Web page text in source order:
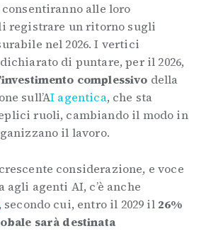
alle loro
registrare un ritorno sugli
nel 2026. I vertici
di puntare, per il 2026,
complessivo della
sull’AI agentica, che sta
ruoli, cambiando il modo in
il lavoro.
considerazione, e voce
agli agenti AI, c’è anche
, secondo cui, entro il 2029 il26%
sarà destinata